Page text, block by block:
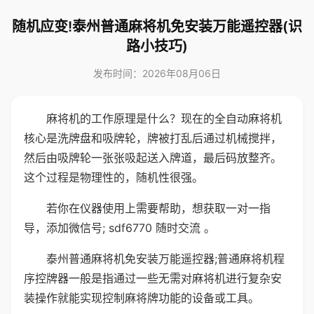
随机应变!泰州普通麻将机免安装万能遥控器(识
路小技巧)
发布时间：2026年08月06日
麻将机的工作原理是什么？现在的全自动麻将机
核心是洗牌盘和吸牌轮，牌被打乱后通过机械搅拌，
然后由吸牌轮一张张吸起送入牌道，最后码放整齐。
这个过程是物理性的，随机性很强。
若你在仪器使用上需要帮助，想获取一对一指
导，添加微信号; sdf6770 随时交流 。
泰州普通麻将机免安装万能遥控器;普通麻将机程
序控牌器一般是指通过一些无需对麻将机进行复杂安
装操作就能实现控制麻将牌功能的设备或工具。